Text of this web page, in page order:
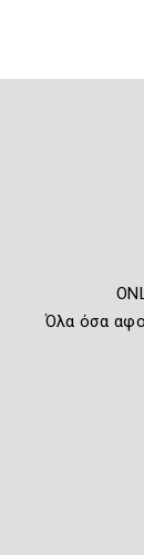
Όλα όσα